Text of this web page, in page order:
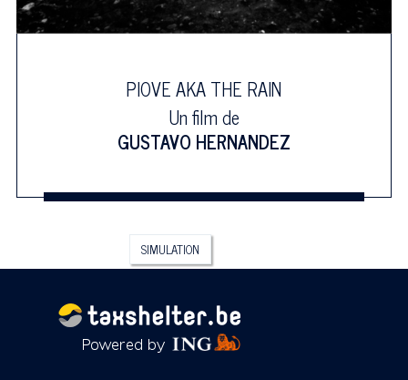
PIOVE AKA THE RAIN
Un film de
GUSTAVO HERNANDEZ
SIMULATION